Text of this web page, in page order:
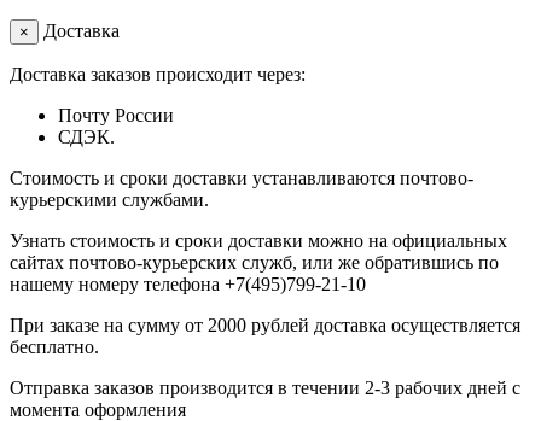
× Доставка
Доставка заказов происходит через:
Почту России
СДЭК.
Стоимость и сроки доставки устанавливаются почтово-
курьерскими службами.
Узнать стоимость и сроки доставки можно на официальных
сайтах почтово-курьерских служб, или же обратившись по
нашему номеру телефона +7(495)799-21-10
При заказе на сумму от 2000 рублей доставка осуществляется
бесплатно.
Отправка заказов производится в течении 2-3 рабочих дней с
момента оформления